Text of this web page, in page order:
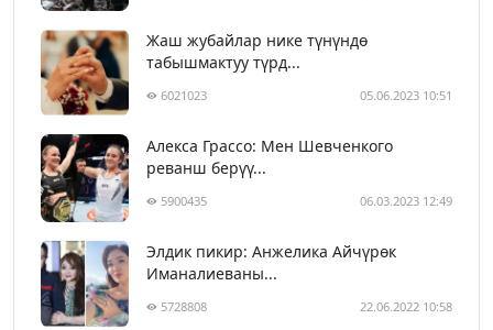
Жаш жубайлар нике түнүндө
табышмактуу түрд...
6021023 05.06.2023 10:51
Алекса Грассо: Мен Шевченкого
реванш берүү...
5900435 06.03.2023 12:49
Элдик пикир: Анжелика Айчүрөк
Иманалиеваны...
5728808 22.06.2022 10:58